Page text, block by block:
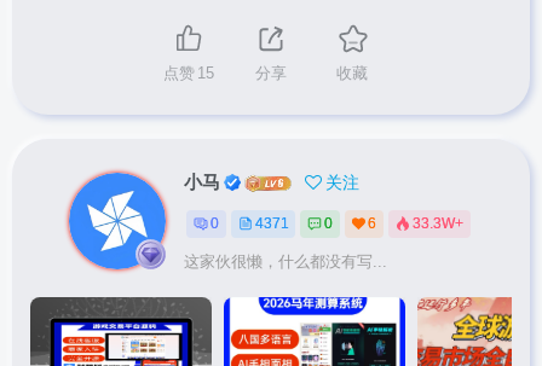
点赞 15 分享 收藏
小马 关注
0 4371 0 6 33.3W+
这家伙很懒，什么都没有写...